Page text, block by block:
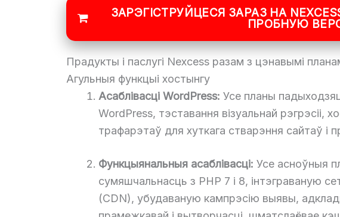
ЗАРЭГІСТРУЙЦЕСЯ ЗАРАЗ НА
ПРОБНУЮ
Прадукты і паслугі Nexcess разам з цэнавымі
Агульныя функцыі хостынгу
Асаблівасці WordPress: Усе планы
WordPress, тэставання візуальнай рэгрэсіі,
трафарэтаў для хуткага стварэння сайтаў і
Функцыянальныя асаблівасці: Усе асноўныя
сумяшчальнасць з PHP 7 і 8, інтэграваную
(CDN), убудаваную кампрэсію выявы,